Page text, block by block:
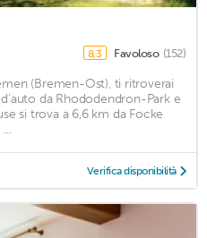
8,3 Favoloso (152)
(Bremen-Ost), ti ritroverai
da Rhododendron-Park e
si trova a 6,6 km da Focke
Verifica disponibilità